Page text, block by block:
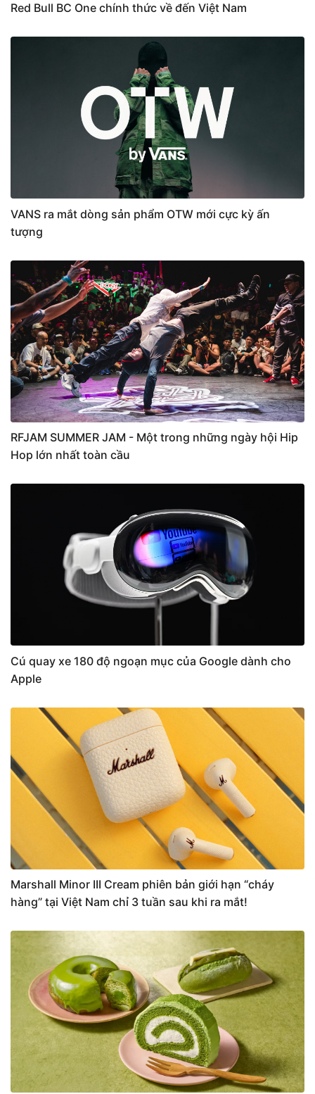
Red Bull BC One chính thức về đến Việt Nam
VANS ra mắt dòng sản phẩm OTW mới cực kỳ ấn
tượng
RFJAM SUMMER JAM - Một trong những ngày hội Hip
Hop lớn nhất toàn cầu
Cú quay xe 180 độ ngoạn mục của Google dành cho
Apple
Marshall Minor III Cream phiên bản giới hạn “cháy
hàng” tại Việt Nam chỉ 3 tuần sau khi ra mắt!